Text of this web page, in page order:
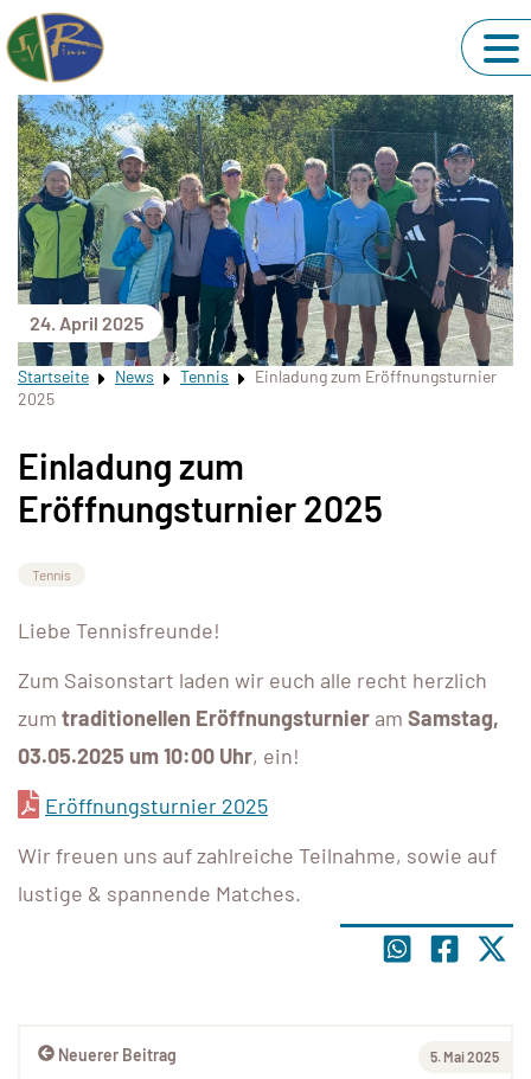
24. April 2025
Startseite News Tennis
Einladung zum Eröffnungsturnier
2025
Einladung zum
Eröffnungsturnier 2025
Tennis
Liebe Tennisfreunde!
Zum Saisonstart laden wir euch alle recht herzlich
zum traditionellen Eröffnungsturnier am Samstag,
03.05.2025 um 10:00 Uhr, ein!
Eröffnungsturnier 2025
Wir freuen uns auf zahlreiche Teilnahme, sowie auf
lustige & spannende Matches.
Neuerer Beitrag 5. Mai 2025